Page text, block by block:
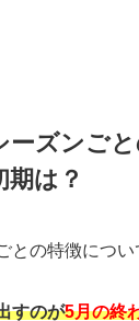
ーズンご
期は？
との特徴につい
すのが5月の終